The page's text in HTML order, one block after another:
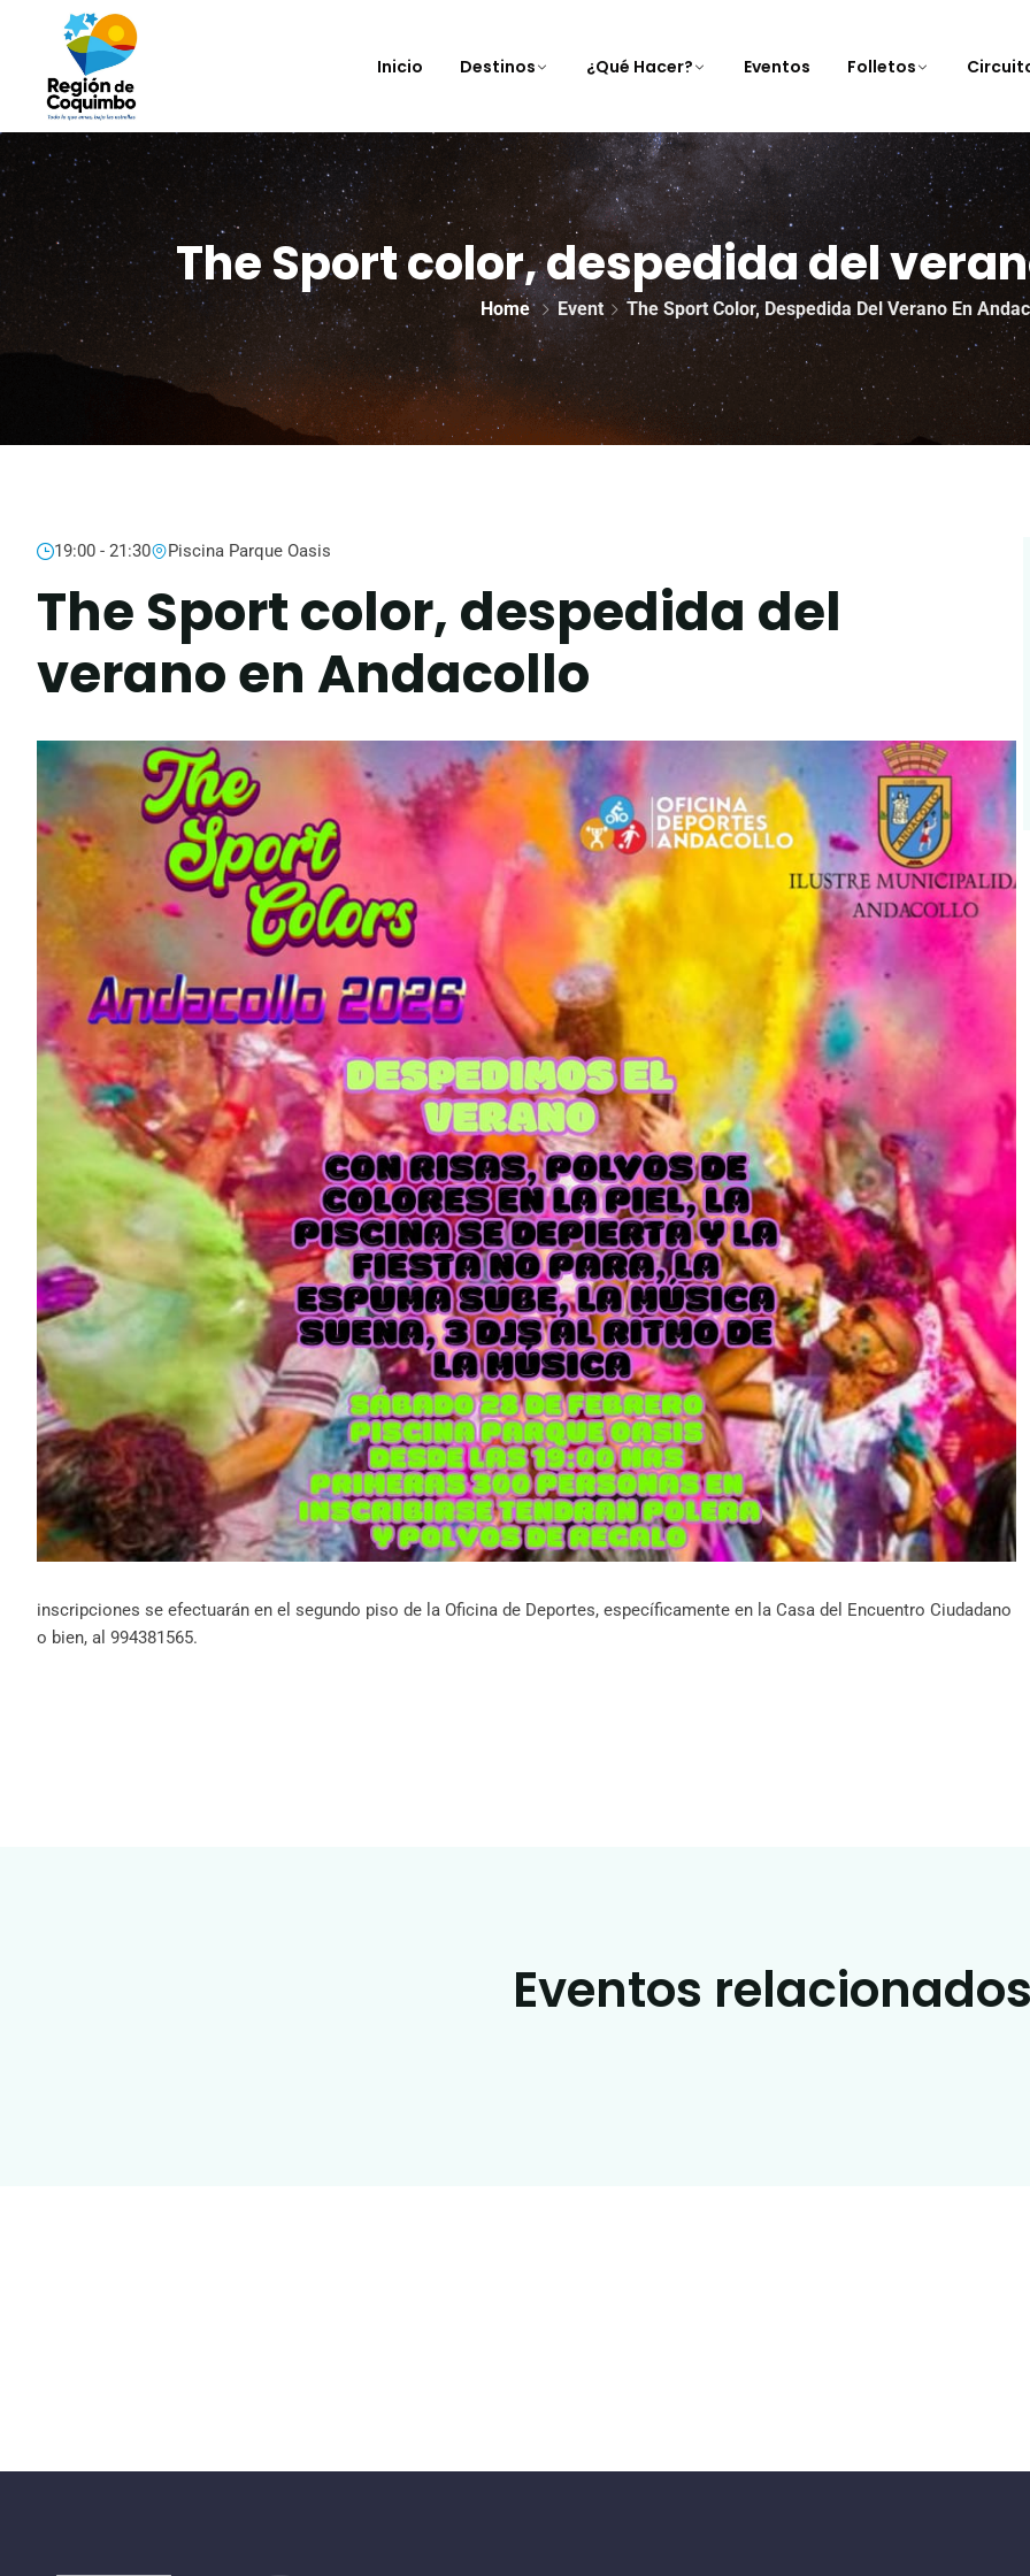
Inicio Destinos ¿Qué Hacer? Eventos Folletos
The Sport color, despedida del
Home Event The Sport Color, Despedida Del Verano En
19:00 - 21:30 Piscina Parque Oasis
The Sport color, despedida del
verano en Andacollo
inscripciones se efectuarán en el segundo piso de la Oficina de Deportes, específicamente en la Casa del Encuentro Ciudadano
o bien, al 994381565.
Eventos